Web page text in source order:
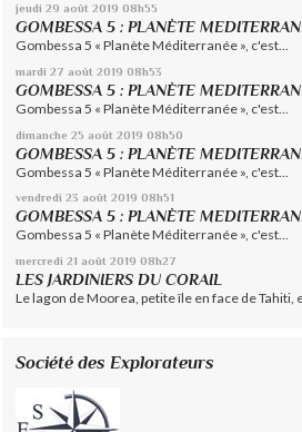
jeudi 29 août 2019 08h55
GOMBESSA 5 : PLANÈTE
Gombessa 5 « Planète Méditerranée », c'est...
mardi 27 août 2019 08h53
GOMBESSA 5 : PLANÈTE
Gombessa 5 « Planète Méditerranée », c'est...
dimanche 25 août 2019 08h50
GOMBESSA 5 : PLANÈTE
Gombessa 5 « Planète Méditerranée », c'est...
vendredi 23 août 2019 08h51
GOMBESSA 5 : PLANÈTE
Gombessa 5 « Planète Méditerranée », c'est...
mercredi 21 août 2019 08h27
LES JARDINIERS DU CORAIL
Le lagon de Moorea, petite île en face de Tahiti,
Société des Explorateurs